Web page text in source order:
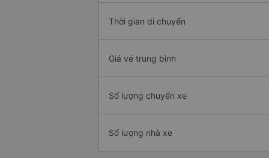
Thời gian di chuyển
Giá vé trung bình
Số lượng chuyến xe
Số lượng nhà xe